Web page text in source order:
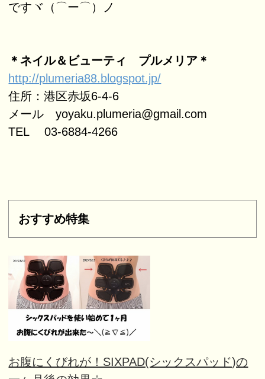
ですヾ（⌒ー⌒）ノ
＊ネイル＆ビューティ プルメリア＊
http://plumeria88.blogspot.jp/
住所：港区赤坂6-4-6
メール yoyaku.plumeria@gmail.com
TEL 03-6884-4266
おすすめ特集
お腹にくびれが！SIXPAD(シックスパッド)の